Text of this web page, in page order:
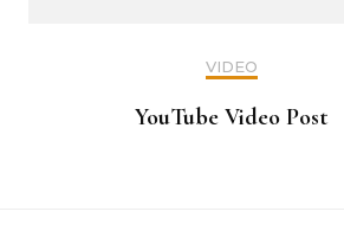
VIDEO
YouTube Video Post